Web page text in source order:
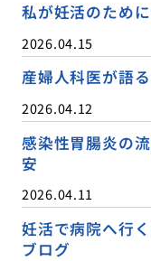
私が妊活のため
2026.04.15
産婦人科医が語
2026.04.12
感染性胃腸炎の
安
2026.04.11
妊活で病院へ行
ブログ